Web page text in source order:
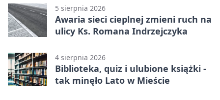
5 sierpnia 2026
Awaria sieci cieplnej zmieni ruch na
ulicy Ks. Romana Indrzejczyka
4 sierpnia 2026
Biblioteka, quiz i ulubione książki -
tak minęło Lato w Mieście